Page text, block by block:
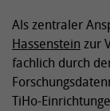
Als zentraler
Hassenstein zur
fachlich durch
TiHo-